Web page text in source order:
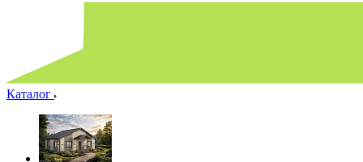
Каталог